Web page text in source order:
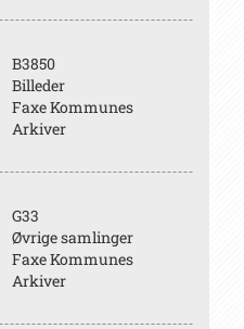
B3850
Billeder
Faxe Kommunes
Arkiver
G33
Øvrige samlinger
Faxe Kommunes
Arkiver